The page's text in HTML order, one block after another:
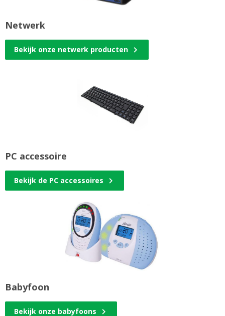
Netwerk
Bekijk onze netwerk producten
PC accessoire
Bekijk de PC accessoires
Babyfoon
Bekijk onze babyfoons